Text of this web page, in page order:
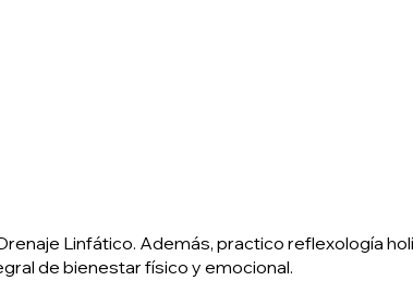
Linfático. Además, practico reflexología
de bienestar físico y emocional.